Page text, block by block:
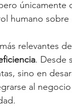
únicamente
humano
relevantes
. Desde
sino en
al